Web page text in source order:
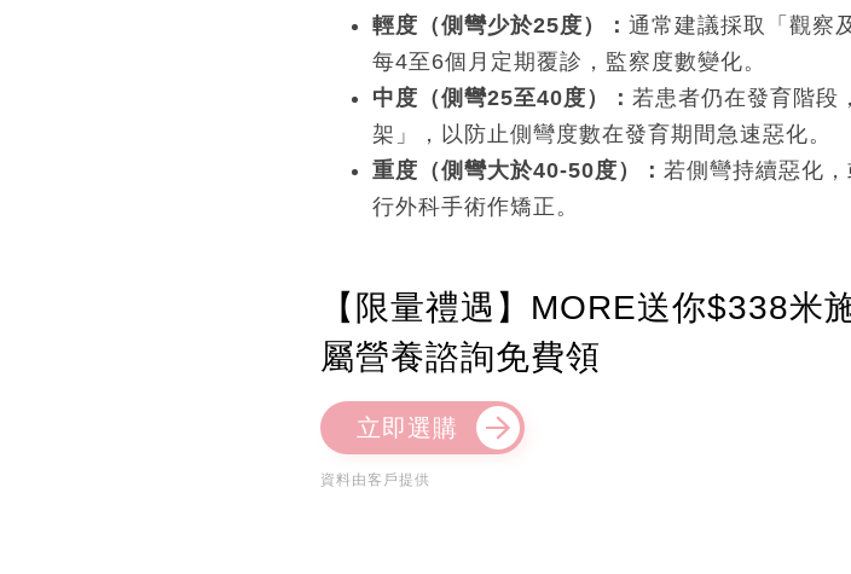
輕度（側彎少於25度）： 通常建議採取「觀察
每4至6個月定期覆診，監察度數變化。
中度（側彎25至40度）： 若患者仍在發育階段
架」，以防止側彎度數在發育期間急速惡化。
重度（側彎大於40-50度）： 若側彎持續惡化
行外科手術作矯正。
【限量禮遇】MORE送你$338米
屬營養諮詢免費領
立即選購
資料由客戶提供